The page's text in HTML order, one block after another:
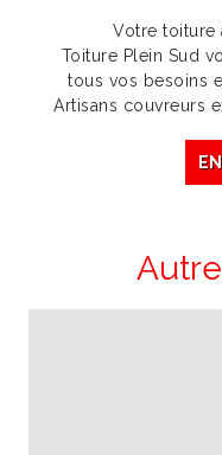
Votre toiture
Toiture Plein Sud
tous vos besoins
Artisans couvreurs